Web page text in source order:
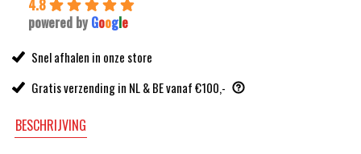
4.8
powered by Google
Snel afhalen in onze store
Gratis verzending in NL & BE vanaf €100,-
BESCHRIJVING